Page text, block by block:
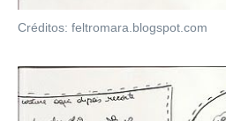
Créditos: feltromara.blogspot.com